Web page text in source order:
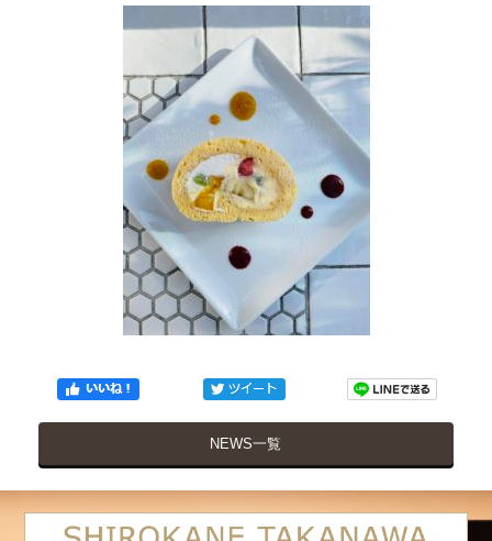
NEWS一覧